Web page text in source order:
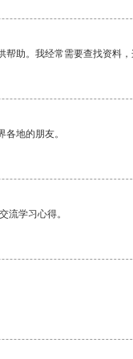
助。我经常需要查找资料
地的朋友。
流学习心得。